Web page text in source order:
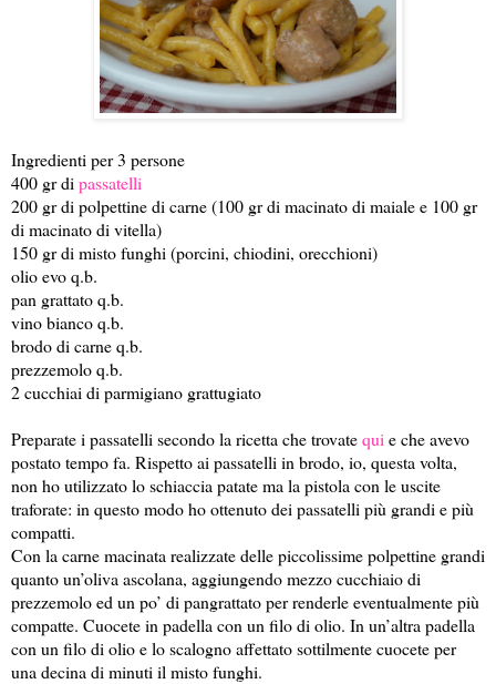
Ingredienti per 3 persone
400 gr di passatelli
200 gr di polpettine di carne (100 gr di macinato di maiale e 100 gr
di macinato di vitella)
150 gr di misto funghi (porcini, chiodini, orecchioni)
olio evo q.b.
pan grattato q.b.
vino bianco q.b.
brodo di carne q.b.
prezzemolo q.b.
2 cucchiai di parmigiano grattugiato
Preparate i passatelli secondo la ricetta che trovatequi e che avevo
postato tempo fa. Rispetto ai passatelli in brodo, io, questa volta,
non ho utilizzato lo schiaccia patate ma la pistola con le uscite
traforate: in questo modo ho ottenuto dei passatelli più grandi e più
compatti.
Con la carne macinata realizzate delle piccolissime polpettine grandi
quanto un’oliva ascolana, aggiungendo mezzo cucchiaio di
prezzemolo ed un po’ di pangrattato per renderle eventualmente più
compatte. Cuocete in padella con un filo di olio. In un’altra padella
con un filo di olio e lo scalogno affettato sottilmente cuocete per
una decina di minuti il misto funghi.